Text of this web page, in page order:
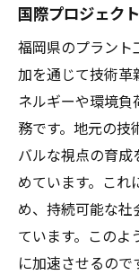
再生可
事の進化
持続可
新潮流
環境保
事
福岡県
プラン
国際プロジェク
福岡県のプラント
加を通じて技術革
ネルギーや環境
務です。地元の技
バルな視点の育
めています。これ
め、持続可能な
ています。このよ
に加速させるので